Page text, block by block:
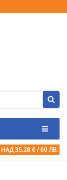
НАД 35.28 € / 69 ЛВ.